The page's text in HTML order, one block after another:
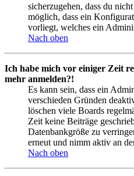
sicherzugehen, dass du
möglich, dass ein
vorliegt, welches ein
Nach oben
Ich habe mich vor einiger Zeit
mehr anmelden?!
Es kann sein, dass ein
verschieden Gründen
löschen viele Boards
Zeit keine Beiträge
Datenbankgröße zu
erneut und nimm aktiv an
Nach oben